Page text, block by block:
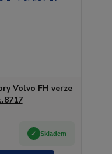
Volvo FH verze
Skladem